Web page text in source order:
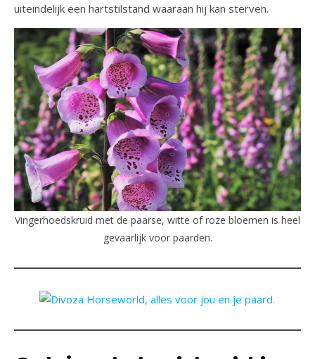
uiteindelijk een hartstilstand waaraan hij kan sterven.
Vingerhoedskruid met de paarse, witte of roze bloemen is heel
gevaarlijk voor paarden.